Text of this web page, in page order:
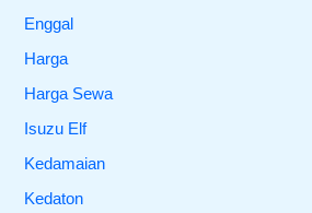
Enggal
Harga
Harga Sewa
Isuzu Elf
Kedamaian
Kedaton